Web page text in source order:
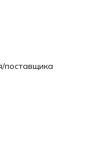
поставщика